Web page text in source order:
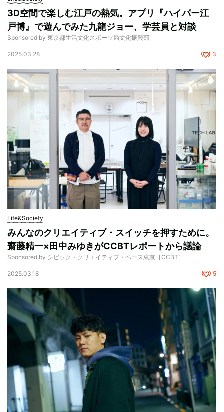
3D空間で楽しむ江戸の熱気。アプリ『ハイパー江
戸博』で遊んでみた九龍ジョー、学芸員と対談
Sponsored by 東京都生活文化スポーツ局文化振興部
2025.03.28 3
Life&Society
みんなのクリエイティブ・スイッチを押すために。
齋藤精一×田中みゆきがCCBTレポートから議論
Sponsored by シビック・クリエイティブ・ベース東京［CCBT］
2025.03.18 5